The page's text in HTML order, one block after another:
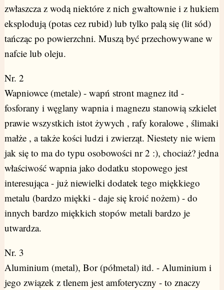
zwłaszcza z wodą niektóre z nich gwałtownie i z hukiem
eksplodują (potas cez rubid) lub tylko palą się (lit sód)
tańcząc po powierzchni. Muszą być przechowywane w
nafcie lub oleju.
Nr. 2
Wapniowce (metale) - wapń stront magnez itd -
fosforany i węglany wapnia i magnezu stanowią szkielet
prawie wszystkich istot żywych , rafy koralowe , ślimaki
małże , a także kości ludzi i zwierząt. Niestety nie wiem
jak się to ma do typu osobowości nr 2 :), chociaż? jedna
właściwość wapnia jako dodatku stopowego jest
interesująca - już niewielki dodatek tego miękkiego
metalu (bardzo miękki - daje się kroić nożem) - do
innych bardzo miękkich stopów metali bardzo je
utwardza.
Nr. 3
Aluminium (metal), Bor (półmetal) itd. - Aluminium i
jego związek z tlenem jest amfoteryczny - to znaczy